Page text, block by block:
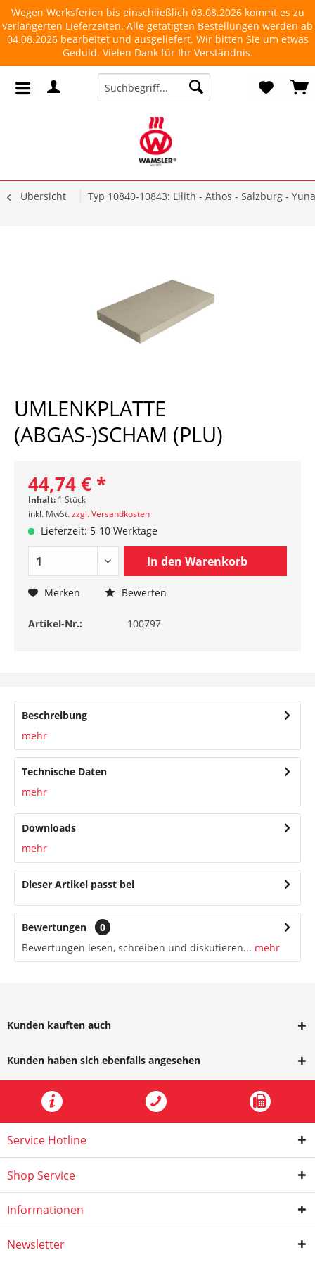
Wegen Werksferien bis einschließlich 03.08.2026 kommt es zu
verlängerten Lieferzeiten. Alle getätigten Bestellungen werden ab
04.08.2026 bearbeitet und ausgeliefert. Wir bitten Sie um etwas
Geduld. Vielen Dank für Ihr Verständnis.
Übersicht Typ 10840-10843: Lilith - Athos - Salzburg -
UMLENKPLATTE
(ABGAS-)SCHAM (PLU)
44,74 € *
Inhalt: 1 Stück
inkl. MwSt.zzgl. Versandkosten
Lieferzeit: 5-10 Werktage
In den Warenkorb
Merken Bewerten
Artikel-Nr.: 100797
Beschreibung
mehr
Technische Daten
mehr
Downloads
mehr
Dieser Artikel passt bei
Bewertungen
0
Bewertungen lesen, schreiben und diskutieren... mehr
Kunden kauften auch
Kunden haben sich ebenfalls angesehen
Service Hotline
Shop Service
Informationen
Newsletter